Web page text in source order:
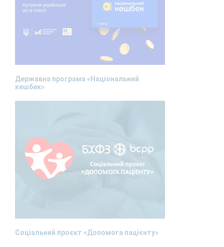
Державна програма «Національний
кешбек»
Соціальний проєкт «Допомога пацієнту»